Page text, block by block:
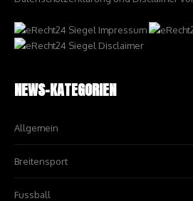
NEWS-KATEGORIEN
Allgemein
Breitensport
Fussball